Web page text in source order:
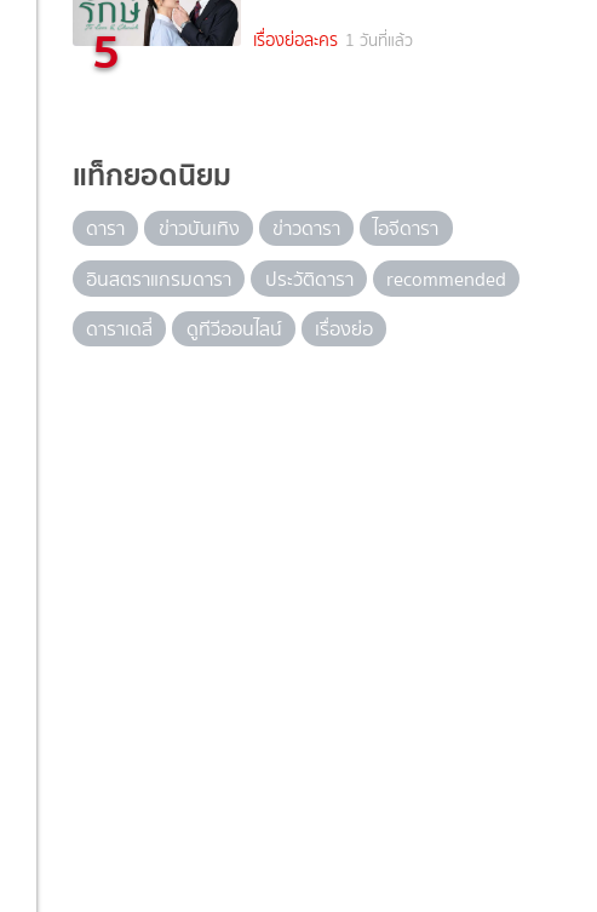
5 เรื่องย่อละคร 1 วันที่แล้ว
แท็กยอดนิยม
ดารา ข่าวบันเทิง ข่าวดารา
ไอจีดารา
อินสตราแกรมดารา
ประวัติดารา
recommended
ดาราเดลี่
ดูทีวีออนไลน์ เรื่องย่อ